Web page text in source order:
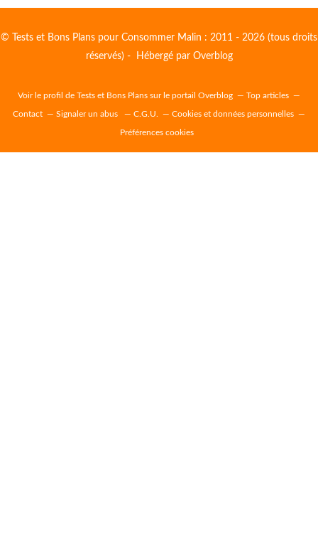
© Tests et Bons Plans pour Consommer Malin : 2011 - 2026 (tous droits
réservés) - Hébergé par Overblog
Voir le profil de Tests et Bons Plans sur le portail Overblog Top articles
Contact Signaler un abus C.G.U. Cookies et données personnelles
Préférences cookies